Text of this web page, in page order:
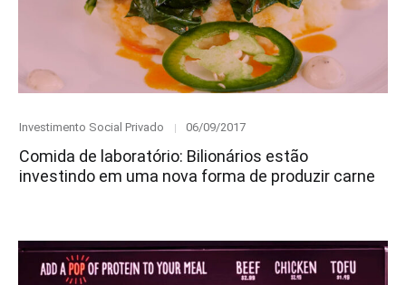
Category
Investimento Social Privado
Posted
06/09/2017
Comida de laboratório: Bilionários estão
investindo em uma nova forma de produzir carne